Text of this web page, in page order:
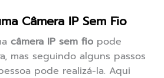
Câmera IP Sem Fio
câmera IP sem fio pode
mas seguindo alguns passos
pode realizá-la. Aqui